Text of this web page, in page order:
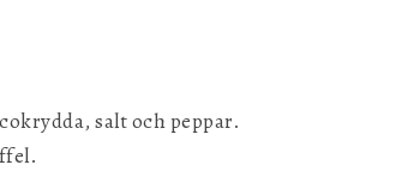
salt och peppar.